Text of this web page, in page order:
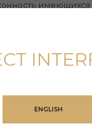
реестре и
налоги при
покупки жилья в
ENGLISH